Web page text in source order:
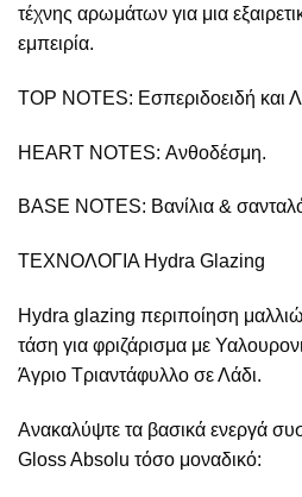
τέχνης αρωμάτων για μια
εμπειρία.
TOP NOTES: Εσπεριδοειδή και
HEART NOTES: Ανθοδέσμη.
BASE NOTES: Βανίλια &
ΤΕΧΝΟΛΟΓΙΑ Hydra Glazing
Hydra glazing περιποίηση
τάση για φριζάρισμα με
Άγριο Τριαντάφυλλο σε Λάδι.
Ανακαλύψτε τα βασικά ενεργά
Gloss Absolu τόσο μοναδικό: